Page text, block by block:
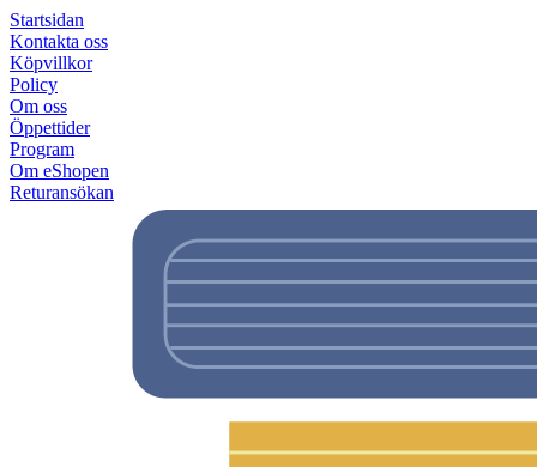
Startsidan
Kontakta oss
Köpvillkor
Policy
Om oss
Öppettider
Program
Om eShopen
Returansökan